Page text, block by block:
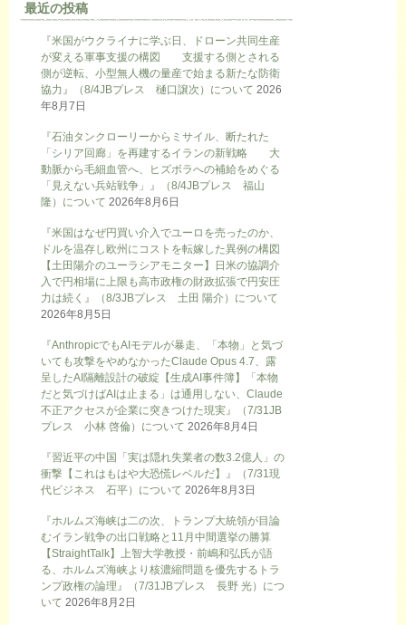
最近の投稿
『米国がウクライナに学ぶ日、ドローン共同生産
が変える軍事支援の構図 支援する側とされる
側が逆転、小型無人機の量産で始まる新たな防衛
協力』（8/4JBプレス 樋口譲次）について 2026
年8月7日
『石油タンクローリーからミサイル、断たれた
「シリア回廊」を再建するイランの新戦略 大
動脈から毛細血管へ、ヒズボラへの補給をめぐる
「見えない兵站戦争」』（8/4JBプレス 福山
隆）について 2026年8月6日
『米国はなぜ円買い介入でユーロを売ったのか、
ドルを温存し欧州にコストを転嫁した異例の構図
【土田陽介のユーラシアモニター】日米の協調介
入で円相場に上限も高市政権の財政拡張で円安圧
力は続く』（8/3JBプレス 土田 陽介）について
2026年8月5日
『AnthropicでもAIモデルが暴走、「本物」と気づ
いても攻撃をやめなかったClaude Opus 4.7、露
呈したAI隔離設計の破綻【生成AI事件簿】「本物
だと気づけばAIは止まる」は通用しない、Claude
不正アクセスが企業に突きつけた現実』（7/31JB
プレス 小林 啓倫）について 2026年8月4日
『習近平の中国「実は隠れ失業者の数3.2億人」の
衝撃【これはもはや大恐慌レベルだ】』（7/31現
代ビジネス 石平）について 2026年8月3日
『ホルムズ海峡は二の次、トランプ大統領が目論
むイラン戦争の出口戦略と11月中間選挙の勝算
【StraightTalk】上智大学教授・前嶋和弘氏が語
る、ホルムズ海峡より核濃縮問題を優先するトラ
ンプ政権の論理』（7/31JBプレス 長野 光）につ
いて 2026年8月2日